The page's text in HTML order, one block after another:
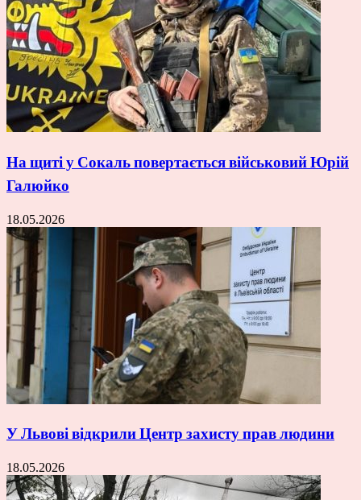
На щиті у Сокаль повертається військовий Юрій
Галюйко
18.05.2026
У Львові відкрили Центр захисту прав людини
18.05.2026